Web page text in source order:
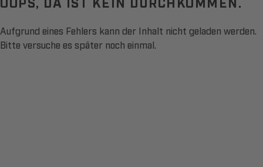
Aufgrund eines Fehlers kann der Inhalt nicht geladen werden.
Bitte versuche es später noch einmal.